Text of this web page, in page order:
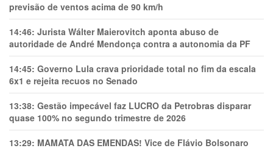
previsão de ventos acima de 90 km/h
14:46: Jurista Wálter Maierovitch aponta abuso de
autoridade de André Mendonça contra a autonomia da PF
14:45: Governo Lula crava prioridade total no fim da escala
6x1 e rejeita recuos no Senado
13:38: Gestão impecável faz LUCRO da Petrobras disparar
quase 100% no segundo trimestre de 2026
13:29: MAMATA DAS EMENDAS! Vice de Flávio Bolsonaro